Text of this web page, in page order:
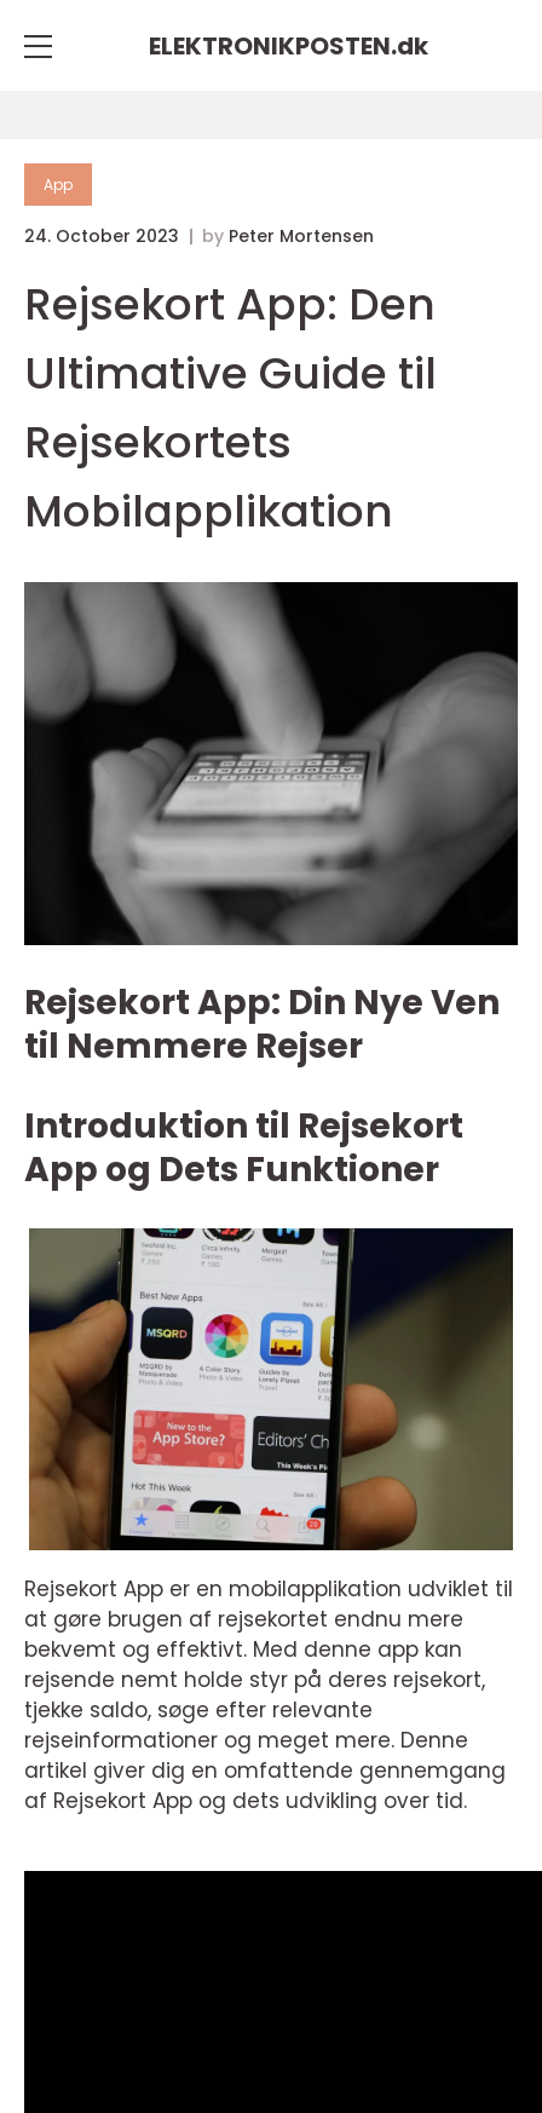
ELEKTRONIKPOSTEN.dk
App
24. October 2023 by Peter Mortensen
Rejsekort App: Den
Ultimative Guide til
Rejsekortets
Mobilapplikation
Rejsekort App: Din Nye Ven
til Nemmere Rejser
Introduktion til Rejsekort
App og Dets Funktioner
Rejsekort App er en mobilapplikation udviklet til
at gøre brugen af rejsekortet endnu mere
bekvemt og effektivt. Med denne app kan
rejsende nemt holde styr på deres rejsekort,
tjekke saldo, søge efter relevante
rejseinformationer og meget mere. Denne
artikel giver dig en omfattende gennemgang
af Rejsekort App og dets udvikling over tid.